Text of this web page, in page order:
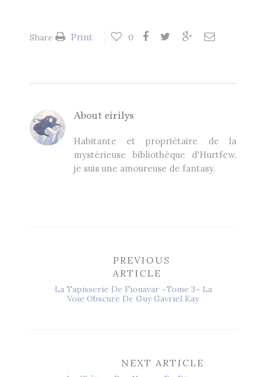
Share Print 0
About eirilys
Habitante et propriétaire de la
mystérieuse bibliothèque d'Hurtfew,
je suis une amoureuse de fantasy.
PREVIOUS
ARTICLE
La Tapisserie De Fionavar ~Tome 3~ La
Voie Obscure De Guy Gavriel Kay
NEXT ARTICLE